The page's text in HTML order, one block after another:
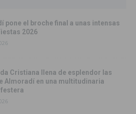
pone el broche final a unas intensas
2026
Cristiana llena de esplendor las
Almoradí en una multitudinaria